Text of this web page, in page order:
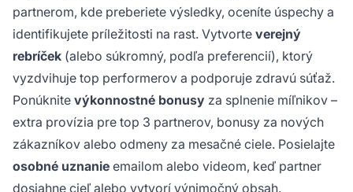
partnerom, kde preberiete výsledky, oceníte úspechy a
identifikujete príležitosti na rast. Vytvorte verejný
rebríček (alebo súkromný, podľa preferencií), ktorý
vyzdvihuje top performerov a podporuje zdravú súťaž.
Ponúknite výkonnostné bonusy za splnenie míľnikov –
extra provízia pre top 3 partnerov, bonusy za nových
zákazníkov alebo odmeny za mesačné ciele. Posielajte
osobné uznanie emailom alebo videom, keď partner
dosiahne cieľ alebo vytvorí výnimočný obsah.